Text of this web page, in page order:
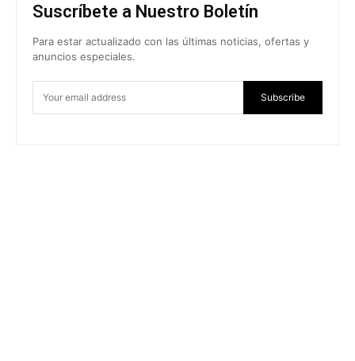
Suscríbete a Nuestro Boletín
Para estar actualizado con las últimas noticias, ofertas y
anuncios especiales.
Subscribe